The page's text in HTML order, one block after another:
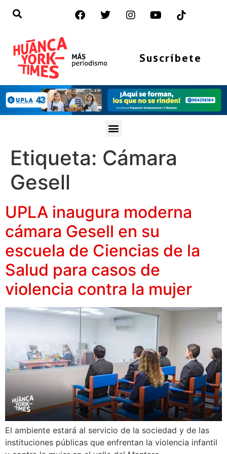
Suscríbete
Etiqueta: Cámara
Gesell
UPLA inaugura moderna
cámara Gesell en su
escuela de Ciencias de la
Salud para casos de
violencia contra la mujer
El ambiente estará al servicio de la sociedad y de las
instituciones públicas que enfrentan la violencia infantil